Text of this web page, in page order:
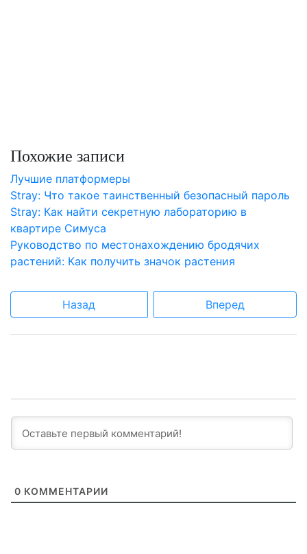
Похожие записи
Лучшие платформеры
Stray: Что такое таинственный безопасный пароль
Stray: Как найти секретную лабораторию в
квартире Симуса
Руководство по местонахождению бродячих
растений: Как получить значок растения
Назад Вперед
0 КОММЕНТАРИИ